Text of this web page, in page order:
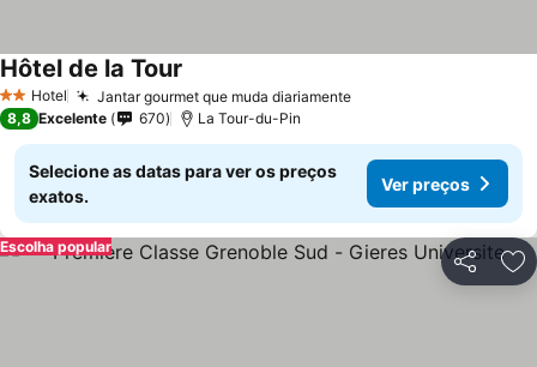
2 Estrelas
Hotel Jantar gourmet que muda diariamenteVer preços
Hôtel de la Tour
8,8 Excelente 670 La Tour-du-Pin
Selecione as datas para ver os preços
exatos.
Ver preços
Partilhar
Escolha popular